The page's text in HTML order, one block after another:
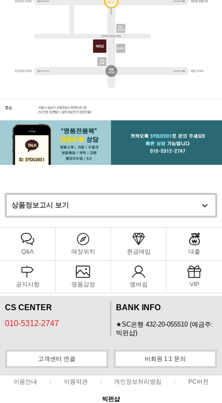
상품정보고시 보기
Q&A 매장위치 현금매입 대출
공지사항 명품감정 멤버쉽 VIP
CS CENTER
010-5312-2747
BANK INFO
★SC은행 432-20-055510 (예금주:
빅펀샵)
고객센터 연결 비회원 1:1 문의
이용안내 이용약관 개인정보처리방침 PC버전
빅펀샵